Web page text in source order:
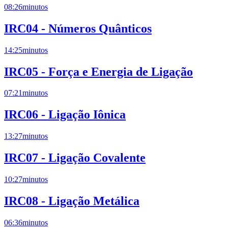
08:26minutos
IRC04 - Números Quânticos
14:25minutos
IRC05 - Força e Energia de Ligação
07:21minutos
IRC06 - Ligação Iônica
13:27minutos
IRC07 - Ligação Covalente
10:27minutos
IRC08 - Ligação Metálica
06:36minutos